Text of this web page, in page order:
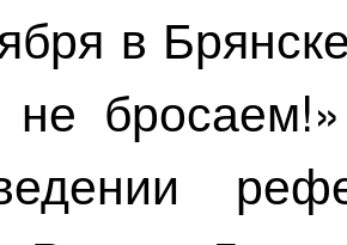
в
не